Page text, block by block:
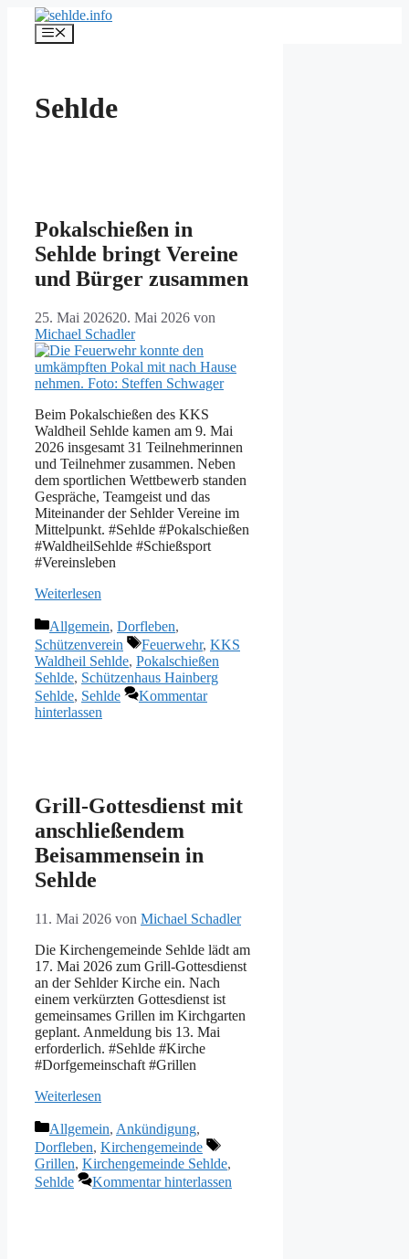
Inhalt
springen
Menü
Sehlde
Pokalschießen in
Sehlde bringt Vereine
und Bürger zusammen
25. Mai 202620. Mai 2026 von
Michael Schadler
Beim Pokalschießen des KKS
Waldheil Sehlde kamen am 9. Mai
2026 insgesamt 31 Teilnehmerinnen
und Teilnehmer zusammen. Neben
dem sportlichen Wettbewerb standen
Gespräche, Teamgeist und das
Miteinander der Sehlder Vereine im
Mittelpunkt. #Sehlde #Pokalschießen
#WaldheilSehlde #Schießsport
#Vereinsleben
Weiterlesen
Kategorien
Allgemein, Dorfleben,
Schützenverein
Schlagwörter
Feuerwehr, KKS
Waldheil Sehlde, Pokalschießen
Sehlde, Schützenhaus Hainberg
Sehlde, Sehlde
Kommentar
hinterlassen
Grill-Gottesdienst mit
anschließendem
Beisammensein in
Sehlde
11. Mai 2026 von Michael Schadler
Die Kirchengemeinde Sehlde lädt am
17. Mai 2026 zum Grill-Gottesdienst
an der Sehlder Kirche ein. Nach
einem verkürzten Gottesdienst ist
gemeinsames Grillen im Kirchgarten
geplant. Anmeldung bis 13. Mai
erforderlich. #Sehlde #Kirche
#Dorfgemeinschaft #Grillen
Weiterlesen
Kategorien
Allgemein, Ankündigung,
Dorfleben, Kirchengemeinde
Schlagwörter
Grillen, Kirchengemeinde Sehlde,
Sehlde
Kommentar hinterlassen